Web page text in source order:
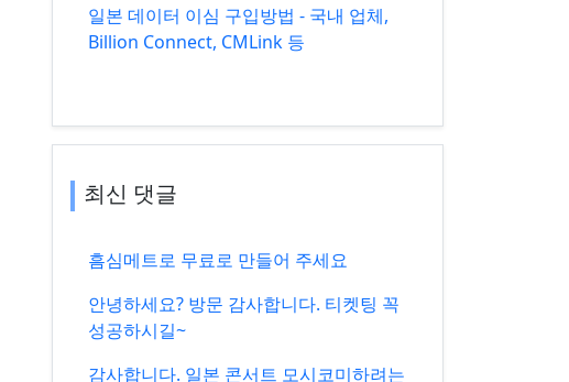
일본 데이터 이심 구입방법 - 국내 업체,
Billion Connect, CMLink 등
최신 댓글
흠심메트로 무료로 만들어 주세요
안녕하세요? 방문 감사합니다. 티켓팅 꼭
성공하시길~
감사합니다. 일본 콘서트 모시코미하려는